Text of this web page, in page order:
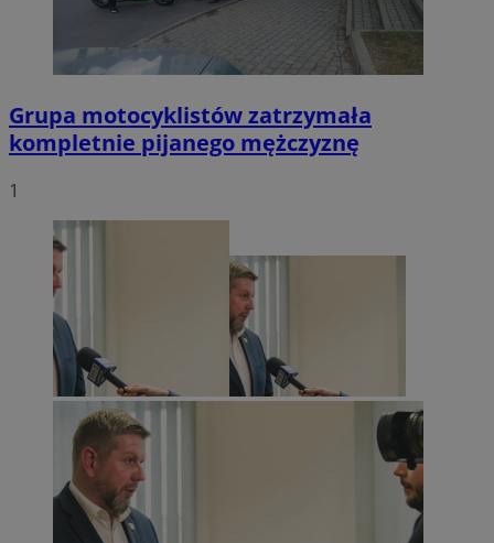
Grupa motocyklistów zatrzymała
kompletnie pijanego mężczyznę
1